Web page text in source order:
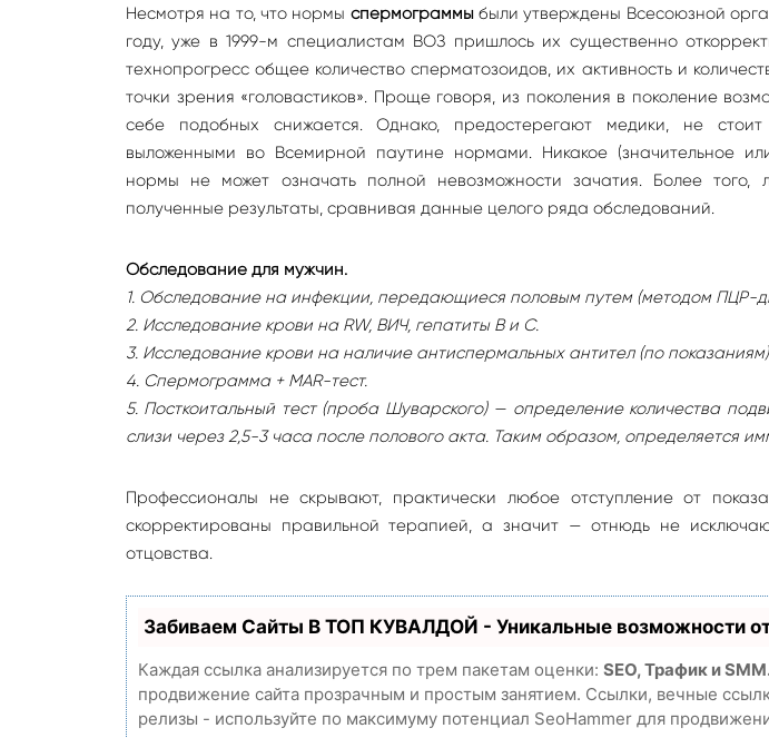
Несмотря на то, что нормы спермограммыбыли утверждены Всесоюзной
году, уже в 1999-м специалистам ВОЗ пришлось их существенно
технопрогресс общее количество сперматозоидов, их активность и
точки зрения «головастиков». Проще говоря, из поколения в поколение
себе подобных снижается. Однако, предостерегают медики, не
выложенными во Всемирной паутине нормами. Никакое (значительное
нормы не может означать полной невозможности зачатия. Более того,
полученные результаты, сравнивая данные целого ряда обследований.
Обследование для мужчин.
1. Обследование на инфекции, передающиеся половым путем (методом ПЦР-
2. Исследование крови на RW, BИЧ, гепатиты В и С.
3. Исследование крови на наличие антиспермальных антител (по показаниям).
4. Спермограмма + MAR-тест.
5. Посткоитальный тест (проба Шуварского) — определение количества
слизи через 2,5-3 часа после полового акта. Таким образом, определяется
Профессионалы не скрывают, практически любое отступление от
скорректированы правильной терапией, а значит — отнюдь не
отцовства.
Забиваем Сайты В ТОП КУВАЛДОЙ - Уникальные возможности
Каждая ссылка анализируется по трем пакетам оценки: SEO, Трафик и
продвижение сайта прозрачным и простым занятием. Ссылки, вечные
релизы - используйте по максимуму потенциал SeoHammer для